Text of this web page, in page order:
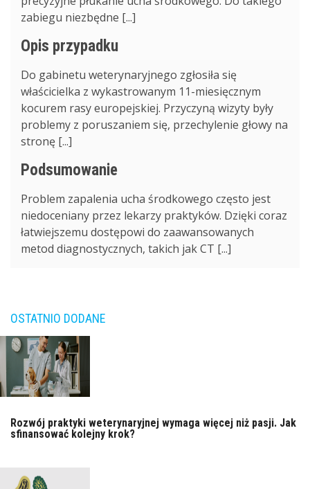
zabiegu niezbędne [...]
Opis przypadku
Do gabinetu weterynaryjnego zgłosiła się
właścicielka z wykastrowanym 11-miesięcznym
kocurem rasy europejskiej. Przyczyną wizyty były
problemy z poruszaniem się, przechylenie głowy na
stronę [...]
Podsumowanie
Problem zapalenia ucha środkowego często jest
niedoceniany przez lekarzy praktyków. Dzięki coraz
łatwiejszemu dostępowi do zaawansowanych
metod diagnostycznych, takich jak CT [...]
OSTATNIO DODANE
Rozwój praktyki weterynaryjnej wymaga więcej niż pasji. Jak
sfinansować kolejny krok?